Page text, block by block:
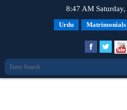
8:47 AM
Urdu Matrimonials